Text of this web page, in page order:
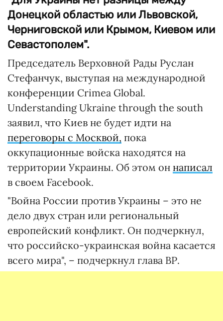
Донецкой областью или Львовской,
Черниговской или Крымом, Киевом или
Севастополем".
Председатель Верховной Рады Руслан
Стефанчук, выступая на международной
конференции Crimea Global.
Understanding Ukraine through the south
заявил, что Киев не будет идти на
переговоры с Москвой, пока
оккупационные войска находятся на
территории Украины. Об этом он написал
в своем Facebook.
"Война России против Украины – это не
дело двух стран или региональный
европейский конфликт. Он подчеркнул,
что российско-украинская война касается
всего мира", – подчеркнул глава ВР.